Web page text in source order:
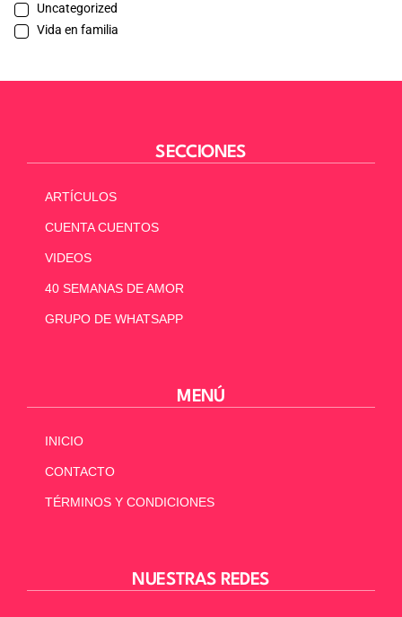
Uncategorized
Vida en familia
SECCIONES
ARTÍCULOS
CUENTA CUENTOS
VIDEOS
40 SEMANAS DE AMOR
GRUPO DE WHATSAPP
MENÚ
INICIO
CONTACTO
TÉRMINOS Y CONDICIONES
NUESTRAS REDES